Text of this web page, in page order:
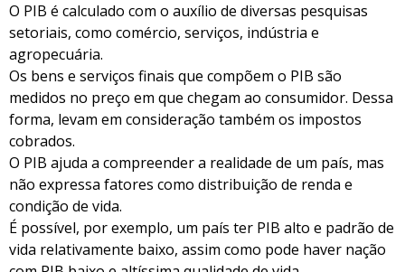
O PIB é calculado com o auxílio de diversas pesquisas
setoriais, como comércio, serviços, indústria e
agropecuária.
Os bens e serviços finais que compõem o PIB são
medidos no preço em que chegam ao consumidor. Dessa
forma, levam em consideração também os impostos
cobrados.
O PIB ajuda a compreender a realidade de um país, mas
não expressa fatores como distribuição de renda e
condição de vida.
É possível, por exemplo, um país ter PIB alto e padrão de
vida relativamente baixo, assim como pode haver nação